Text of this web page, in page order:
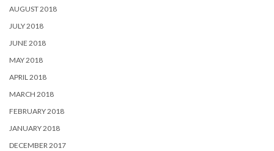
AUGUST 2018
JULY 2018
JUNE 2018
MAY 2018
APRIL 2018
MARCH 2018
FEBRUARY 2018
JANUARY 2018
DECEMBER 2017